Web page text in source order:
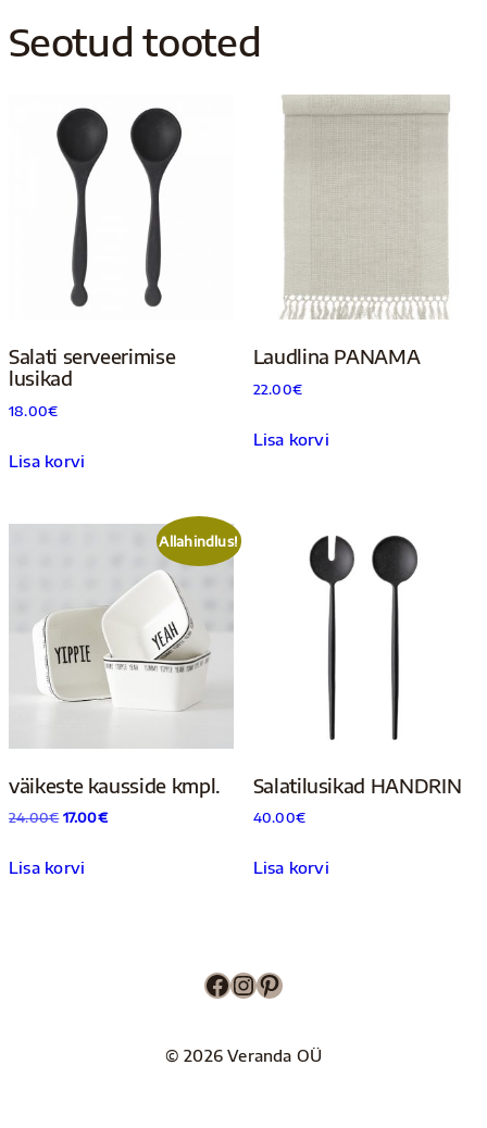
Seotud tooted
Salati serveerimise
lusikad
18.00€
Lisa korvi
Laudlina PANAMA
22.00€
Lisa korvi
Allahindlus!
väikeste kausside kmpl.
24.00€ Algne
oli:
17.00€Praegune
Lisa korvi
Salatilusikad HANDRIN
40.00€
Lisa korvi
Facebook
Instagram
Pinterest
© 2026 Veranda OÜ